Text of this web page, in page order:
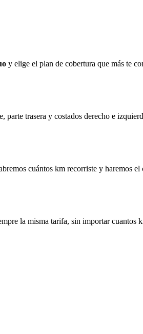
y elige el plan de cobertura que más te
parte trasera y costados derecho e
cuántos km recorriste y haremos el
la misma tarifa, sin importar cuantos